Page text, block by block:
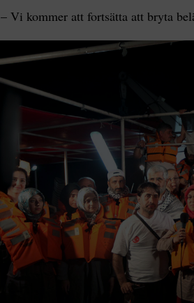
– Vi kommer att fortsätta att bryta